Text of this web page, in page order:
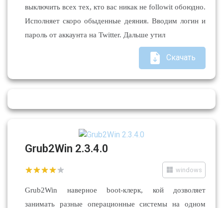
выключить всех тех, кто вас никак не followit обоюдно.
Исполняет скоро обыденные деяния. Вводим логин и
пароль от аккаунта на Twitter. Дальше утил
Скачать
Grub2Win 2.3.4.0
windows
Grub2Win наверное boot-клерк, кой дозволяет
занимать разные операционные системы на одном